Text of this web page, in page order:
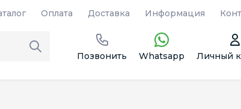
Оплата Доставка Информация
Позвонить Whatsapp Личный